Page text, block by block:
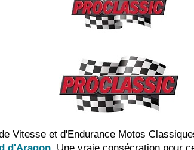
Vitesse et d'Endurance Motos